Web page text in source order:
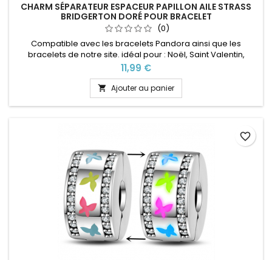
CHARM SÉPARATEUR ESPACEUR PAPILLON AILE STRASS
BRIDGERTON DORÉ POUR BRACELET
(0)
Compatible avec les bracelets Pandora ainsi que les
bracelets de notre site. idéal pour : Noël, Saint Valentin,
anniversaire, anniversaire de mariage
Prix
11,99 €
 Ajouter au panier
favorite_border